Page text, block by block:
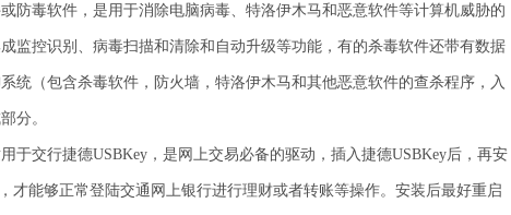
防毒软件，是用于消除电脑病毒、特洛伊木马和恶意软件等计算机威胁的
监控识别、病毒扫描和清除和自动升级等功能，有的杀毒软件还带有数据
统（包含杀毒软件，防火墙，特洛伊木马和其他恶意软件的查杀程序，入
分。
于交行捷德USBKey，是网上交易必备的驱动，插入捷德USBKey后，再安
才能够正常登陆交通网上银行进行理财或者转账等操作。安装后最好重启